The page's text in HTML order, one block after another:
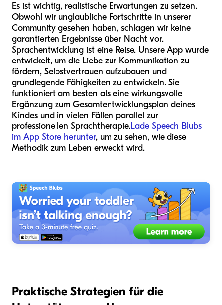
Es ist wichtig, realistische Erwartungen zu setzen.
Obwohl wir unglaubliche Fortschritte in unserer
Community gesehen haben, schlagen wir keine
garantierten Ergebnisse über Nacht vor.
Sprachentwicklung ist eine Reise. Unsere App wurde
entwickelt, um die Liebe zur Kommunikation zu
fördern, Selbstvertrauen aufzubauen und
grundlegende Fähigkeiten zu entwickeln. Sie
funktioniert am besten als eine wirkungsvolle
Ergänzung zum Gesamtentwicklungsplan deines
Kindes und in vielen Fällen parallel zur
professionellen Sprachtherapie.Lade Speech Blubs
im App Store herunter, um zu sehen, wie diese
Methodik zum Leben erweckt wird.
Praktische Strategien für die